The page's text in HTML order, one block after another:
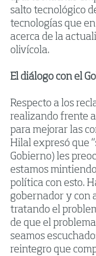
salto tecnológico
tecnologías que
acerca de la
olivícola.
El diálogo con el
Respecto a los
realizando frente
para mejorar las
Hilal expresó que
Gobierno) les
estamos
política con esto.
gobernador y con
tratando el
de que el
seamos
reintegro que